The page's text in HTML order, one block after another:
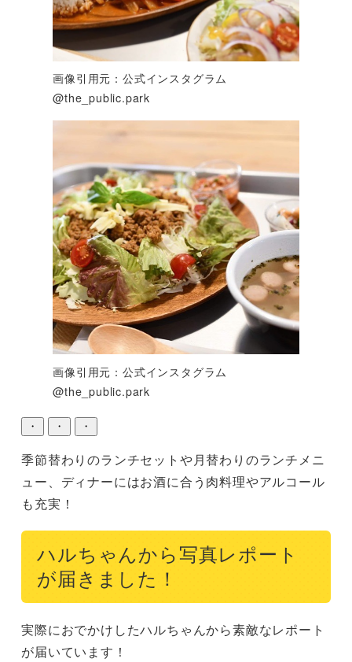
画像引用元：公式インスタグラム
@the_public.park
画像引用元：公式インスタグラム
@the_public.park
・ ・ ・
季節替わりのランチセットや月替わりのランチメニ
ュー、ディナーにはお酒に合う肉料理やアルコール
も充実！
ハルちゃんから写真レポート
が届きました！
実際におでかけしたハルちゃんから素敵なレポート
が届いています！